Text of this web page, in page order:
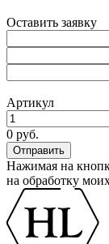
Оставить заявку
Артикул
0 руб.
Нажимая на
на обработку